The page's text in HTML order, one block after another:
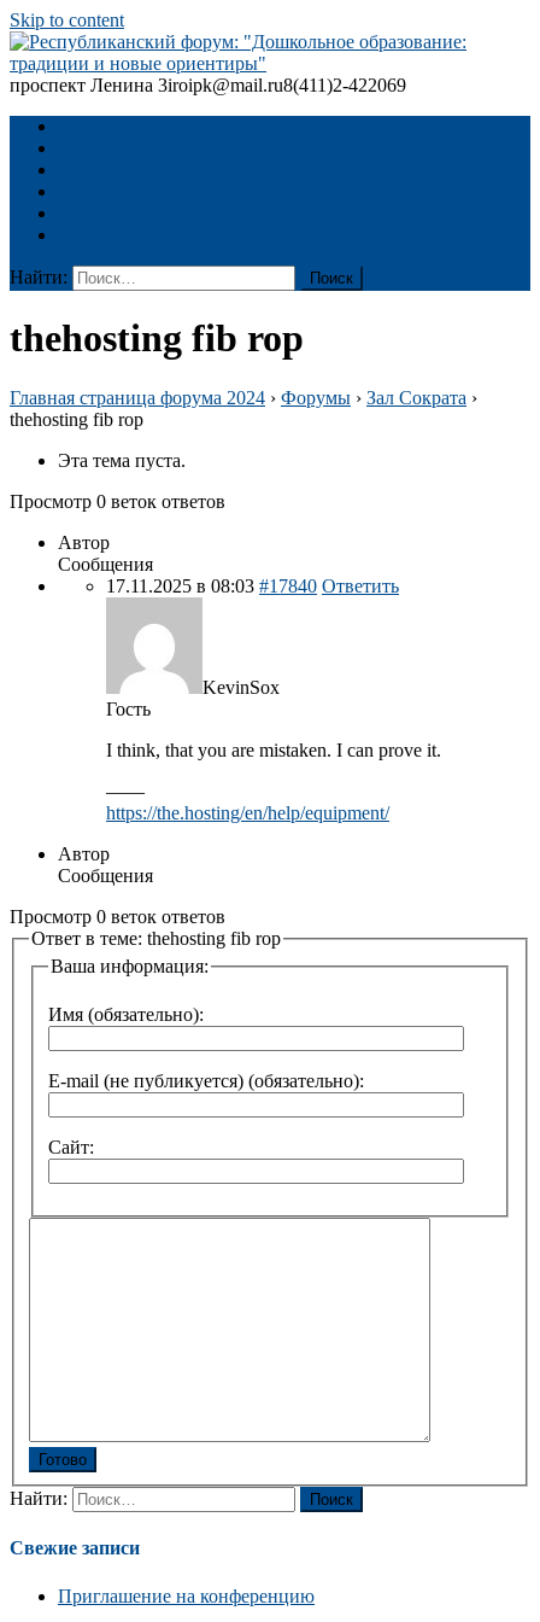
Skip to content
и новые ориентиры"
проспект Ленина 3iroipk@mail.ru8(411)2-422069
Найти:
thehosting fib rop
Главная страница форума 2024 › Форумы › Зал Сократа ›
thehosting fib rop
Эта тема пуста.
Просмотр 0 веток ответов
Автор
Сообщения
17.11.2025 в 08:03 #17840 Ответить
KevinSox
Гость
I think, that you are mistaken. I can prove it.
——
https://the.hosting/en/help/equipment/
Автор
Сообщения
Просмотр 0 веток ответов
Ответ в теме: thehosting fib rop
Ваша информация:
Имя (обязательно):
E-mail (не публикуется) (обязательно):
Сайт:
Готово
Найти:
Свежие записи
Приглашение на конференцию